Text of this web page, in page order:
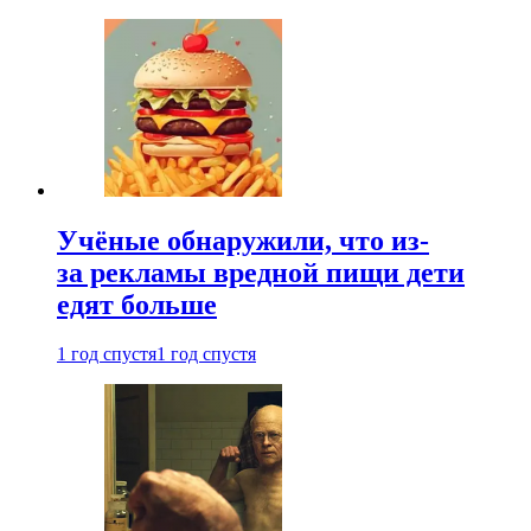
Учёные обнаружили, что из-
за рекламы вредной пищи дети
едят больше
1 год спустя1 год спустя